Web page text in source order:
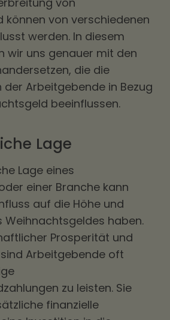
können von verschiedenen
werden. In diesem
wir uns genauer mit den
die die
der Arbeitgebende in Bezug
beeinflussen.
Lage
Lage eines
einer Branche kann
auf die Höhe und
Weihnachtsgeldes haben.
Prosperität und
Arbeitgebende oft
zu leisten. Sie
finanzielle